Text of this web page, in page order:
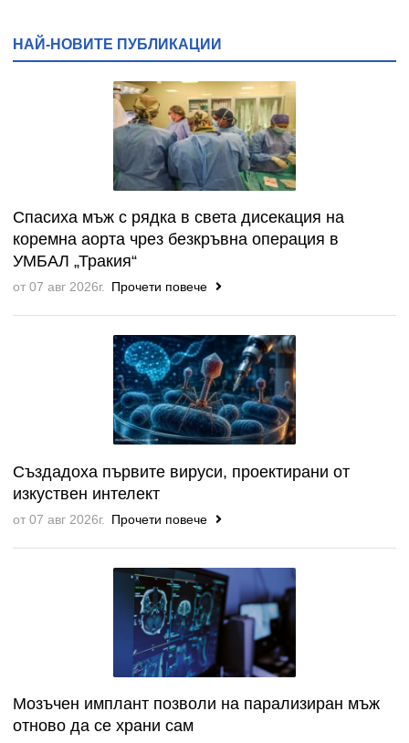
НАЙ-НОВИТЕ ПУБЛИКАЦИИ
Спасиха мъж с рядка в света дисекация на
коремна аорта чрез безкръвна операция в
УМБАЛ „Тракия“
от 07 авг 2026г. Прочети повече
Създадоха първите вируси, проектирани от
изкуствен интелект
от 07 авг 2026г. Прочети повече
Мозъчен имплант позволи на парализиран мъж
отново да се храни сам